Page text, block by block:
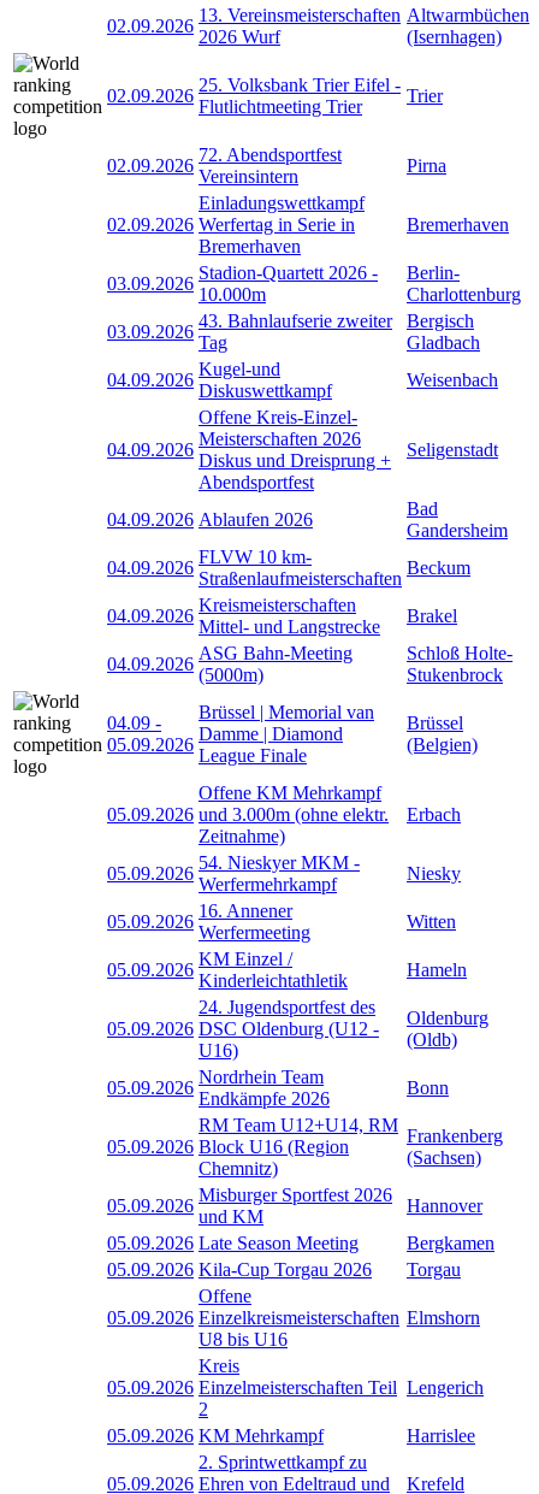
02.09.2026
13. Vereinsmeisterschaften
2026 Wurf
Altwarmbüchen
(Isernhagen)
02.09.2026
25. Volksbank Trier Eifel -
Flutlichtmeeting Trier
Trier
02.09.2026
72. Abendsportfest
Vereinsintern
Pirna
02.09.2026
Einladungswettkampf
Werfertag in Serie in
Bremerhaven
Bremerhaven
03.09.2026
Stadion-Quartett 2026 -
10.000m
Berlin-
Charlottenburg
03.09.2026
43. Bahnlaufserie zweiter
Tag
Bergisch
Gladbach
04.09.2026
Kugel-und
Diskuswettkampf
Weisenbach
04.09.2026
Offene Kreis-Einzel-
Meisterschaften 2026
Diskus und Dreisprung +
Abendsportfest
Seligenstadt
04.09.2026 Ablaufen 2026
Bad
Gandersheim
04.09.2026
FLVW 10 km-
Straßenlaufmeisterschaften
Beckum
04.09.2026
Kreismeisterschaften
Mittel- und Langstrecke
Brakel
04.09.2026
ASG Bahn-Meeting
(5000m)
Schloß Holte-
Stukenbrock
04.09 -
05.09.2026
Brüssel | Memorial van
Damme | Diamond
League Finale
Brüssel
(Belgien)
05.09.2026
Offene KM Mehrkampf
und 3.000m (ohne elektr.
Zeitnahme)
Erbach
05.09.2026
54. Nieskyer MKM -
Werfermehrkampf
Niesky
05.09.2026
16. Annener
Werfermeeting
Witten
05.09.2026
KM Einzel /
Kinderleichtathletik
Hameln
05.09.2026
24. Jugendsportfest des
DSC Oldenburg (U12 -
U16)
Oldenburg
(Oldb)
05.09.2026
Nordrhein Team
Endkämpfe 2026
Bonn
05.09.2026
RM Team U12+U14, RM
Block U16 (Region
Chemnitz)
Frankenberg
(Sachsen)
05.09.2026
Misburger Sportfest 2026
und KM
Hannover
05.09.2026 Late Season Meeting
Bergkamen
05.09.2026 Kila-Cup Torgau 2026 Torgau
05.09.2026
Offene
Einzelkreismeisterschaften
U8 bis U16
Elmshorn
05.09.2026
Kreis
Einzelmeisterschaften Teil
2
Lengerich
05.09.2026 KM Mehrkampf Harrislee
05.09.2026
2. Sprintwettkampf zu
Ehren von Edeltraud und
Krefeld